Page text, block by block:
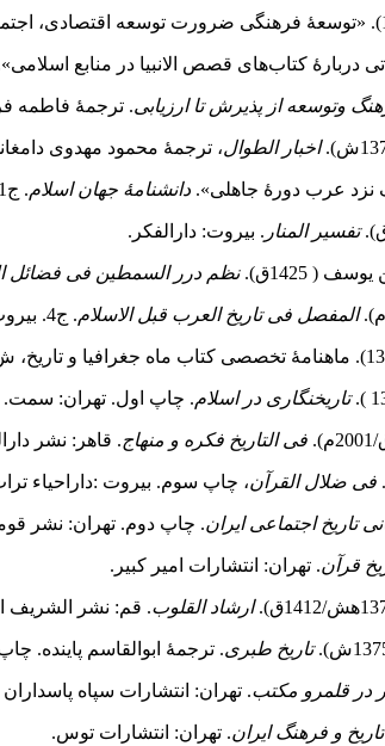
وتوسعه از پذیرش تا ارزیابی. ترجمهٔ فاطمه
اخبار الطوال، ترجمهٔ محمود مهدوی
دانشنامهٔ جهان اسلام. ج11. تهران: مرکز انتشارات دائرة المعارف بزرگ اسلامی. ص58-56.
تفسیر المنار . بیروت: دارالفکر.
( 1425ق). نظم درر السمطین فی فضائل
المفصل فی تاریخ العرب قبل الاسلام. ج4. بیروت: دارالملایین.
تاریخنگاری در اسلام. چاپ اول. تهران: سمت.
فی التاریخ فکره و منهاج. قاهر: نشر
فی ضلال القرآن، چاپ سوم. بیروت :داراحیاء
تاریخ اجتماعی ایران. چاپ دوم. تهران: نشر
قرآن. تهران: انتشارات امیر کبیر.
ارشاد القلوب. قم: نشر الشریف
تاریخ طبری. ترجمهٔ ابوالقاسم پاینده.
در قلمرو مکتب. تهران: انتشارات سپاه
تاریخ و فرهنگ ایران. تهران: انتشارات توس.